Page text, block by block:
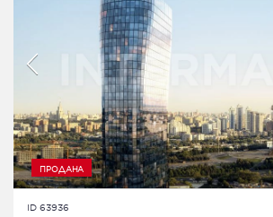
ПРОДАНА
ID 63936